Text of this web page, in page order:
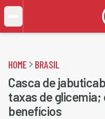
HOME BRASIL
Casca de
taxas de
benefícios